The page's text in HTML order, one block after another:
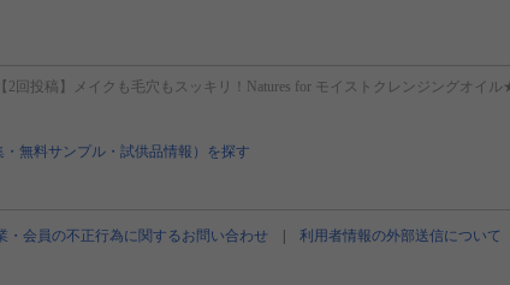
【2回投稿】メイクも毛穴もスッキリ！Natures for モイストクレンジングオイ
無料サンプル・試供品情報）を探す
・会員の不正行為に関するお問い合わせ 利用者情報の外部送信について